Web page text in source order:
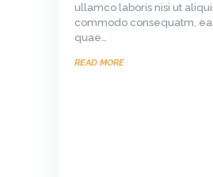
ullamco laboris nisi ut
commodo consequatm,
quae…
READ MORE